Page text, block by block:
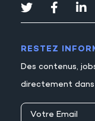
RESTEZ
Des contenus,
directement